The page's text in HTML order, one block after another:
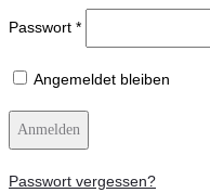
Passwort *
Angemeldet bleiben
Anmelden
Passwort vergessen?